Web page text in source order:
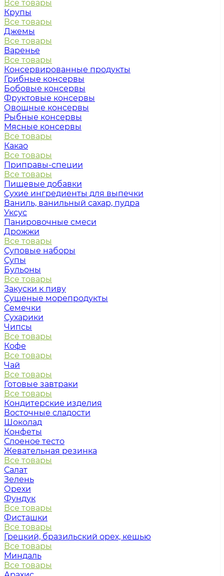
Все товары
Крупы
Все товары
Джемы
Все товары
Варенье
Все товары
Консервированные продукты
Грибные консервы
Бобовые консервы
Фруктовые консервы
Овощные консервы
Рыбные консервы
Мясные консервы
Все товары
Какао
Все товары
Приправы-специи
Все товары
Пищевые добавки
Сухие ингредиенты для выпечки
Ваниль, ванильный сахар, пудра
Уксус
Панировочные смеси
Дрожжи
Все товары
Суповые наборы
Супы
Бульоны
Все товары
Закуски к пиву
Сушеные морепродукты
Семечки
Сухарики
Чипсы
Все товары
Кофе
Все товары
Чай
Все товары
Готовые завтраки
Все товары
Кондитерские изделия
Восточные сладости
Шоколад
Конфеты
Слоеное тесто
Жевательная резинка
Все товары
Салат
Зелень
Орехи
Фундук
Все товары
Фисташки
Все товары
Грецкий, бразильский орех, кешью
Все товары
Миндаль
Все товары